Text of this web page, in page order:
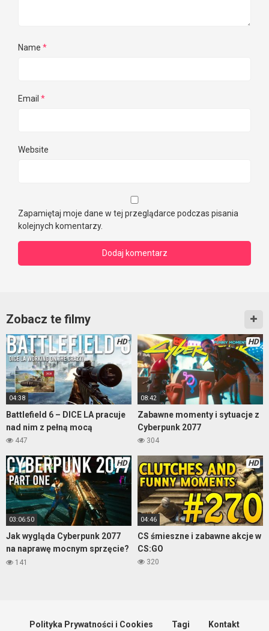
Name *
Email *
Website
Zapamiętaj moje dane w tej przeglądarce podczas pisania
kolejnych komentarzy.
Zobacz te filmy
HD
04:38
Battlefield 6 – DICE LA pracuje
nad nim z pełną mocą
447
HD
08:42
Zabawne momenty i sytuacje z
Cyberpunk 2077
304
HD
03:06:50
Jak wygląda Cyberpunk 2077
na naprawę mocnym sprzęcie?
– gameplay część 1
141
HD
04:46
CS śmieszne i zabawne akcje w
CS:GO
320
Polityka Prywatności i Cookies Tagi Kontakt